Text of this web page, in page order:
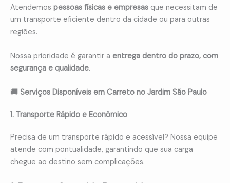
Atendemos pessoas físicas e empresas que necessitam de
um transporte eficiente dentro da cidade ou para outras
regiões.
Nossa prioridade é garantir a entrega dentro do prazo, com
segurança e qualidade.
🚚 Serviços Disponíveis em Carreto no Jardim São Paulo
1. Transporte Rápido e Econômico
Precisa de um transporte rápido e acessível? Nossa equipe
atende com pontualidade, garantindo que sua carga
chegue ao destino sem complicações.